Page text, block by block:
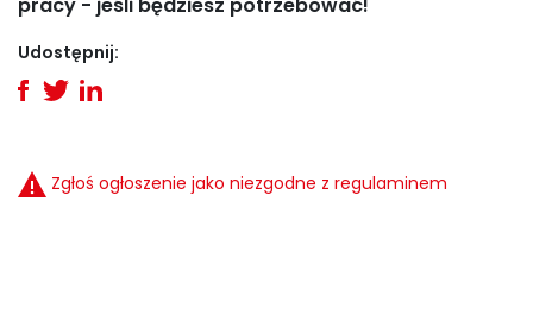
Udostępnij:
Zgłoś ogłoszenie jako niezgodne z regulaminem